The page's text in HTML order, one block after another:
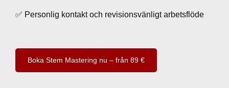
✅ Personlig kontakt och revisionsvänligt arbetsflöde
Boka Stem Mastering nu – från 89 €